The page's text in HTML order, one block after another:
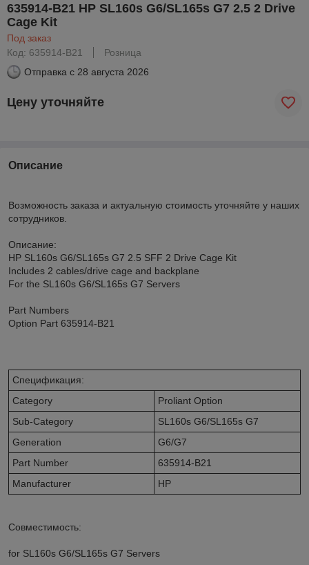
635914-B21 HP SL160s G6/SL165s G7 2.5 2 Drive
Cage Kit
Под заказ
Код: 635914-B21
Розница
Отправка с 28 августа 2026
Цену уточняйте
Описание
Возможность заказа и актуальную стоимость уточняйте у наших
сотрудников.
Описание:
HP SL160s G6/SL165s G7 2.5 SFF 2 Drive Cage Kit
Includes 2 cables/drive cage and backplane
For the SL160s G6/SL165s G7 Servers
Part Numbers
Option Part 635914-B21
Спецификация:
Category
Proliant Option
Sub-Category
SL160s G6/SL165s G7
Generation
G6/G7
Part Number
635914-B21
Manufacturer
HP
Совместимость:
for SL160s G6/SL165s G7 Servers